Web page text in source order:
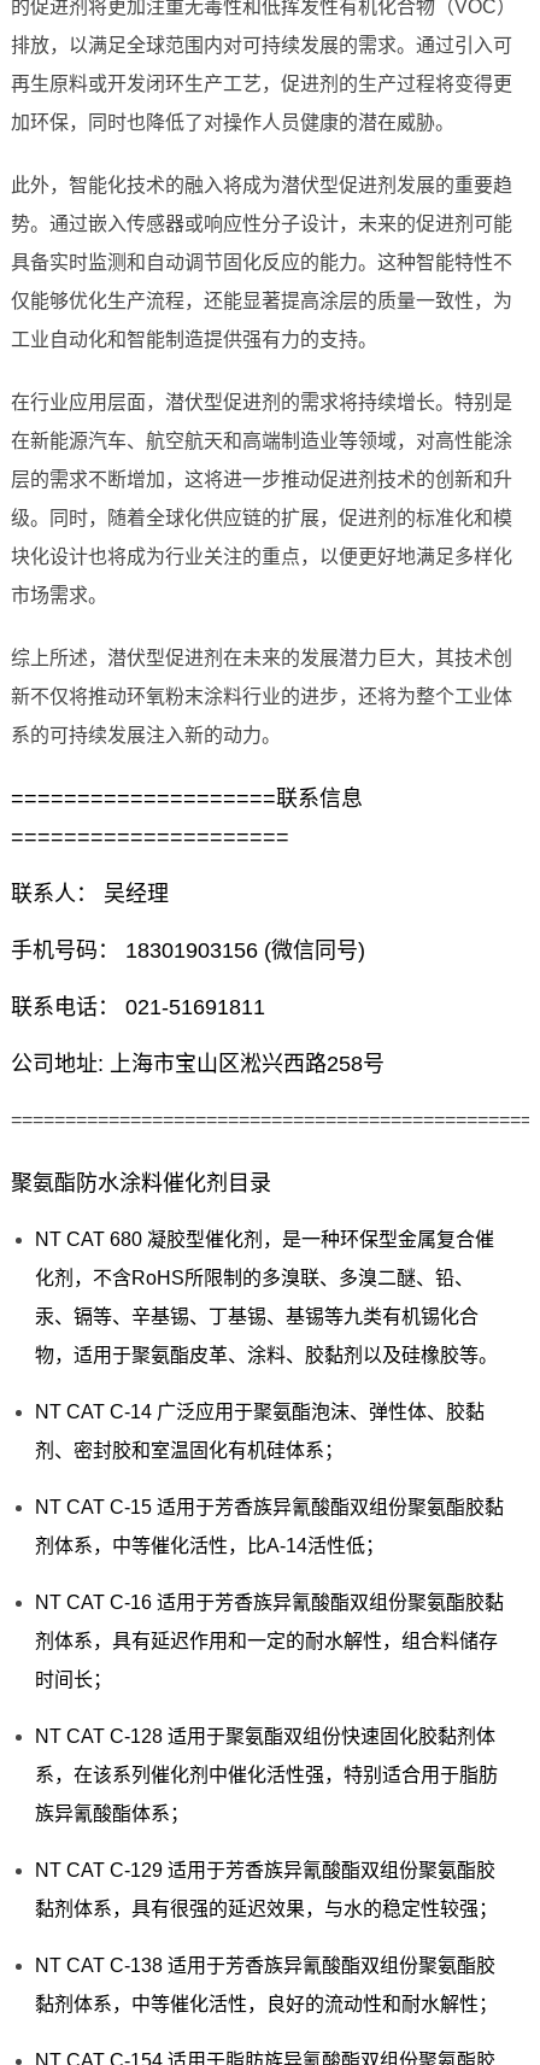
的促进剂将更加注重无毒性和低挥发性有机化合物（VOC）
排放，以满足全球范围内对可持续发展的需求。通过引入可
再生原料或开发闭环生产工艺，促进剂的生产过程将变得更
加环保，同时也降低了对操作人员健康的潜在威胁。
此外，智能化技术的融入将成为潜伏型促进剂发展的重要趋
势。通过嵌入传感器或响应性分子设计，未来的促进剂可能
具备实时监测和自动调节固化反应的能力。这种智能特性不
仅能够优化生产流程，还能显著提高涂层的质量一致性，为
工业自动化和智能制造提供强有力的支持。
在行业应用层面，潜伏型促进剂的需求将持续增长。特别是
在新能源汽车、航空航天和高端制造业等领域，对高性能涂
层的需求不断增加，这将进一步推动促进剂技术的创新和升
级。同时，随着全球化供应链的扩展，促进剂的标准化和模
块化设计也将成为行业关注的重点，以便更好地满足多样化
市场需求。
综上所述，潜伏型促进剂在未来的发展潜力巨大，其技术创
新不仅将推动环氧粉末涂料行业的进步，还将为整个工业体
系的可持续发展注入新的动力。
====================联系信息
=====================
联系人： 吴经理
手机号码： 18301903156 (微信同号)
联系电话： 021-51691811
公司地址: 上海市宝山区淞兴西路258号
聚氨酯防水涂料催化剂目录
NT CAT 680 凝胶型催化剂，是一种环保型金属复合催
化剂，不含RoHS所限制的多溴联、多溴二醚、铅、
汞、镉等、辛基锡、丁基锡、基锡等九类有机锡化合
物，适用于聚氨酯皮革、涂料、胶黏剂以及硅橡胶等。
NT CAT C-14 广泛应用于聚氨酯泡沫、弹性体、胶黏
剂、密封胶和室温固化有机硅体系；
NT CAT C-15 适用于芳香族异氰酸酯双组份聚氨酯胶黏
剂体系，中等催化活性，比A-14活性低；
NT CAT C-16 适用于芳香族异氰酸酯双组份聚氨酯胶黏
剂体系，具有延迟作用和一定的耐水解性，组合料储存
时间长；
NT CAT C-128 适用于聚氨酯双组份快速固化胶黏剂体
系，在该系列催化剂中催化活性强，特别适合用于脂肪
族异氰酸酯体系；
NT CAT C-129 适用于芳香族异氰酸酯双组份聚氨酯胶
黏剂体系，具有很强的延迟效果，与水的稳定性较强；
NT CAT C-138 适用于芳香族异氰酸酯双组份聚氨酯胶
黏剂体系，中等催化活性，良好的流动性和耐水解性；
NT CAT C-154 适用于脂肪族异氰酸酯双组份聚氨酯胶